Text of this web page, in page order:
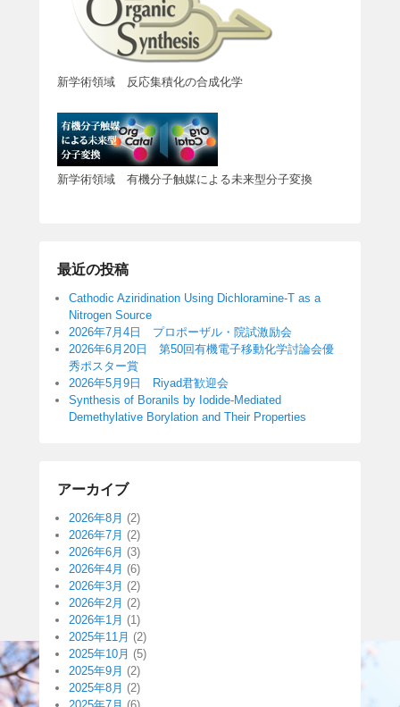
新学術領域 反応集積化の合成化学
新学術領域 有機分子触媒による未来型分子変換
最近の投稿
Cathodic Aziridination Using Dichloramine-T as a
Nitrogen Source
2026年7月4日 プロポーザル・院試激励会
2026年6月20日 第50回有機電子移動化学討論会優
秀ポスター賞
2026年5月9日 Riyad君歓迎会
Synthesis of Boranils by Iodide-Mediated
Demethylative Borylation and Their Properties
アーカイブ
2026年8月 (2)
2026年7月 (2)
2026年6月 (3)
2026年4月 (6)
2026年3月 (2)
2026年2月 (2)
2026年1月 (1)
2025年11月 (2)
2025年10月 (5)
2025年9月 (2)
2025年8月 (2)